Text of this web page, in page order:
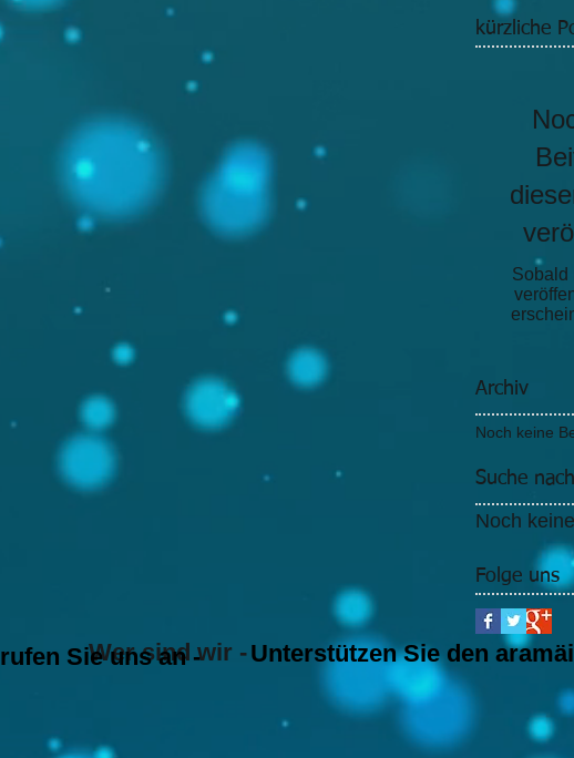
kürzliche
Sobald
Archiv
Noch keine
Suche
Noch
Folge uns
Wer sind wir -
rufen Sie uns an - Unterstützen Sie den